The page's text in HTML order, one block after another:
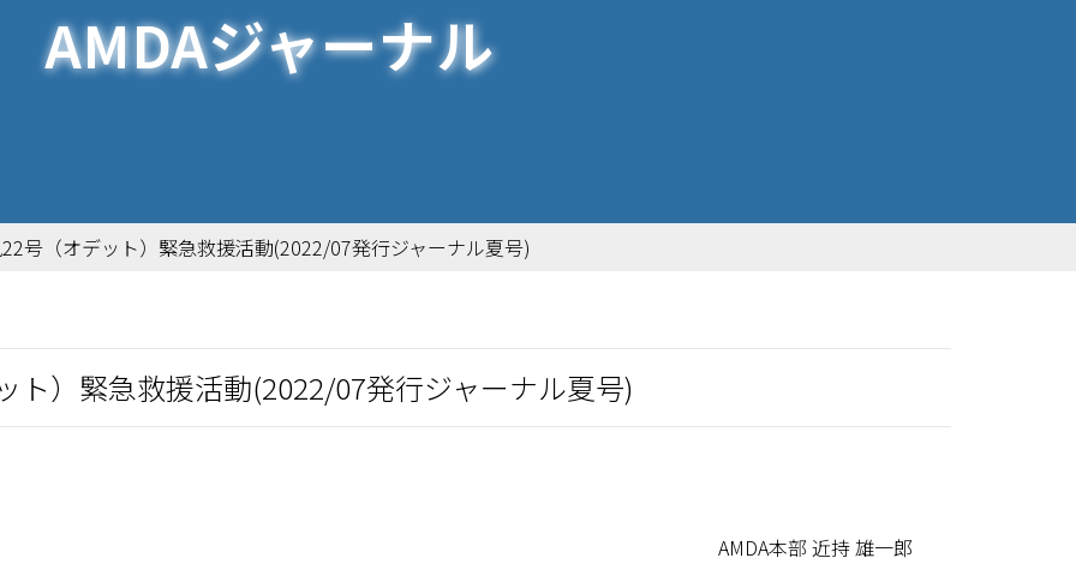
AMDAジャーナル
号（オデット）緊急救援活動(2022/07発行ジャーナル夏号)
ト）緊急救援活動(2022/07発行ジャーナル夏号)
AMDA本部 近持 雄一郎